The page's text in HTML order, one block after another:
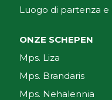
Luogo di partenza
ONZE SCHEPEN
Mps. Liza
Mps. Brandaris
Mps. Nehalennia